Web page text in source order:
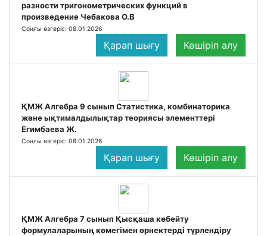
разности тригонометрических функций в
произведение Чебакова О.В
Соңғы өзгеріс: 08.01.2026
Қарап шығу Көшіріп алу
ҚМЖ Алгебра 9 сынып Статистика, комбинаторика
және ықтималдылықтар теориясы элементтері
Егимбаева Ж.
Соңғы өзгеріс: 08.01.2026
Қарап шығу Көшіріп алу
ҚМЖ Алгебра 7 сынып Қысқаша көбейту
формулаларының көмегімен өрнектерді түрлендіру